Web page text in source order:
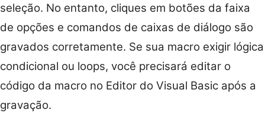
seleção. No entanto, cliques em botões da faixa
de opções e comandos de caixas de diálogo são
gravados corretamente. Se sua macro exigir lógica
condicional ou loops, você precisará editar o
código da macro no Editor do Visual Basic após a
gravação.